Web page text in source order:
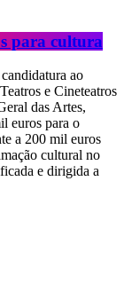
para cultura
ao
e Cineteatros
das Artes,
euros para o
a 200 mil euros
cultural no
e dirigida a